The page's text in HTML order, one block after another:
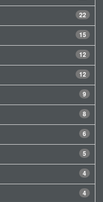
22
15
12
12
9
8
6
5
4
4